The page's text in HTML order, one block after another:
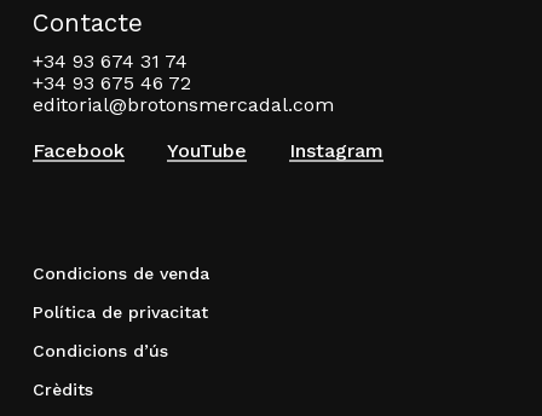
Contacte
+34 93 674 31 74
+34 93 675 46 72
editorial@brotonsmercadal.com
Facebook
YouTube Instagram
Condicions de venda
Política de privacitat
Condicions d’ús
Crèdits